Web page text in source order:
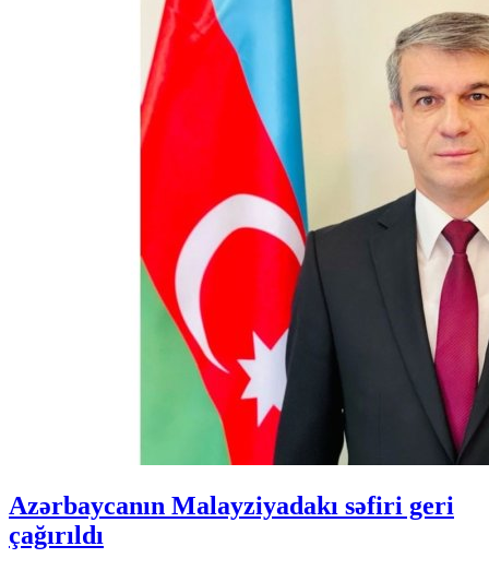
Azərbaycanın Malayziyadakı səfiri geri
çağırıldı